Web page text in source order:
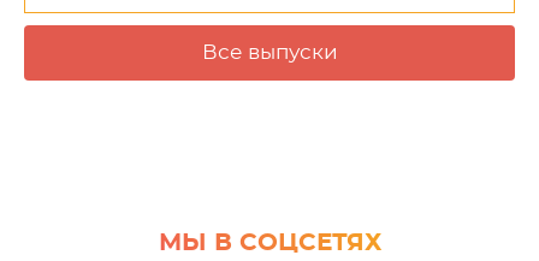
Все выпуски
МЫ В СОЦСЕТЯХ